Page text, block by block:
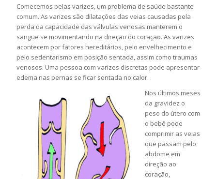
Comecemos pelas varizes, um problema de saúde bastante
comum. As varizes são dilatações das veias causadas pela
perda da capacidade das válvulas venosas manterem o
sangue se movimentando na direção do coração. As varizes
acontecem por fatores hereditários, pelo envelhecimento e
pelo sedentarismo em posição sentada, assim como traumas
venosos. Uma pessoa com varizes discretas pode apresentar
edema nas pernas se ficar sentada no calor.
Nos últimos meses
da gravidez o
peso do útero com
o bebê pode
comprimir as veias
que passam pelo
abdome em
direção ao
coração,